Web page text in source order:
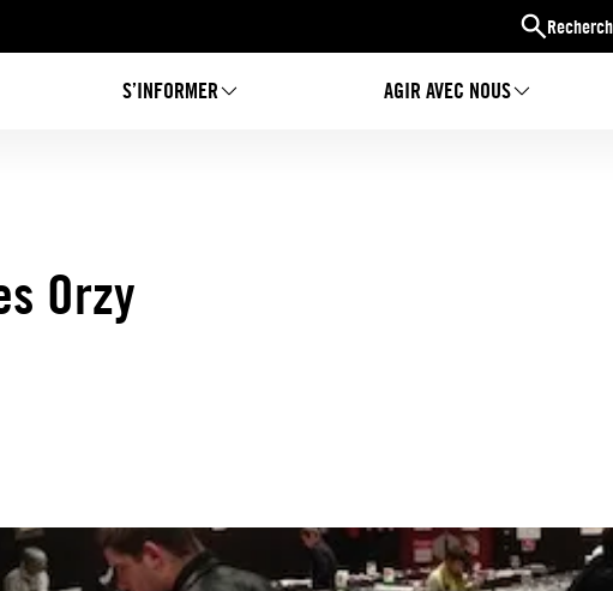
S’INFORMER AGIR AVEC NOUS
Orzy